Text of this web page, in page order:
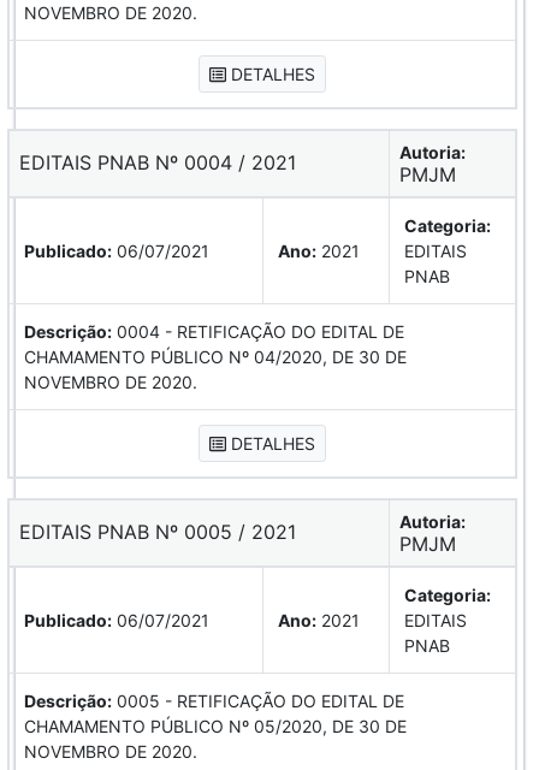
NOVEMBRO DE 2020.
DETALHES
EDITAIS PNAB Nº 0004 / 2021 Autoria:
PMJM
Publicado: 06/07/2021 Ano: 2021
Categoria:
EDITAIS
PNAB
Descrição: 0004 - RETIFICAÇÃO DO EDITAL DE
CHAMAMENTO PÚBLICO Nº 04/2020, DE 30 DE
NOVEMBRO DE 2020.
DETALHES
EDITAIS PNAB Nº 0005 / 2021 Autoria:
PMJM
Publicado: 06/07/2021 Ano: 2021
Categoria:
EDITAIS
PNAB
Descrição: 0005 - RETIFICAÇÃO DO EDITAL DE
CHAMAMENTO PÚBLICO Nº 05/2020, DE 30 DE
NOVEMBRO DE 2020.